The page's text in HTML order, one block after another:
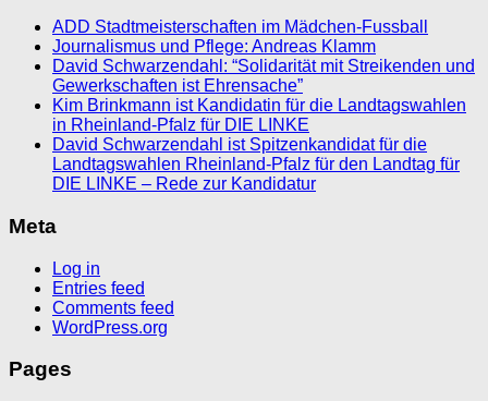
ADD Stadtmeisterschaften im Mädchen-Fussball
Journalismus und Pflege: Andreas Klamm
David Schwarzendahl: “Solidarität mit Streikenden und
Gewerkschaften ist Ehrensache”
Kim Brinkmann ist Kandidatin für die Landtagswahlen
in Rheinland-Pfalz für DIE LINKE
David Schwarzendahl ist Spitzenkandidat für die
Landtagswahlen Rheinland-Pfalz für den Landtag für
DIE LINKE – Rede zur Kandidatur
Meta
Log in
Entries feed
Comments feed
WordPress.org
Pages